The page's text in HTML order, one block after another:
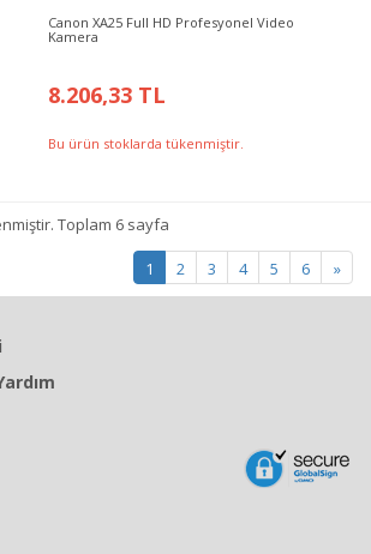
Canon XA25 Full HD Profesyonel Video
Kamera
8.206,33 TL
Bu ürün stoklarda tükenmiştir.
Toplam 6 sayfa
1 2 3 4 5 6 »